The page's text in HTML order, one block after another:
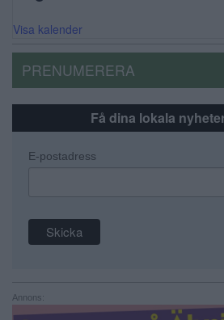
Visa kalender
PRENUMERERA
Få dina lokala
E-postadress
Annons: